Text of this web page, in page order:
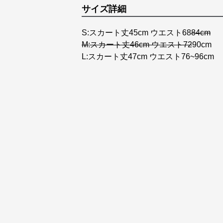
サイズ詳細
S:スカート丈45cm ウエスト6884cm
M:スカート丈46cm ウエスト7290cm
L:スカート丈47cm ウエスト76~96cm